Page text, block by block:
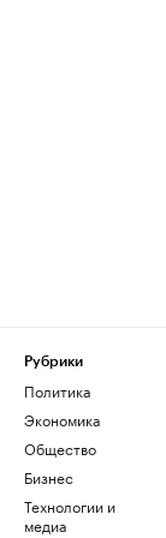
Рубрики
Политика
Экономика
Общество
Бизнес
Технологии и
медиа